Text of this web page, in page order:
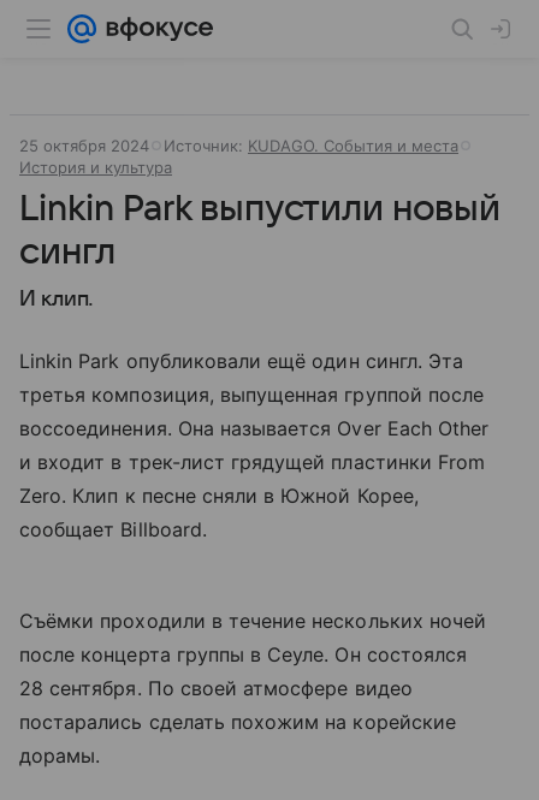
25 октября 2024 Источник: KUDAGO. События и места
История и культура
Linkin Park выпустили новый
сингл
И клип.
Linkin Park опубликовали ещё один сингл. Эта
третья композиция, выпущенная группой после
воссоединения. Она называется Over Each Other
и входит в трек-лист грядущей пластинки From
Zero. Клип к песне сняли в Южной Корее,
сообщает Billboard.
Съёмки проходили в течение нескольких ночей
после концерта группы в Сеуле. Он состоялся
28 сентября. По своей атмосфере видео
постарались сделать похожим на корейские
дорамы.